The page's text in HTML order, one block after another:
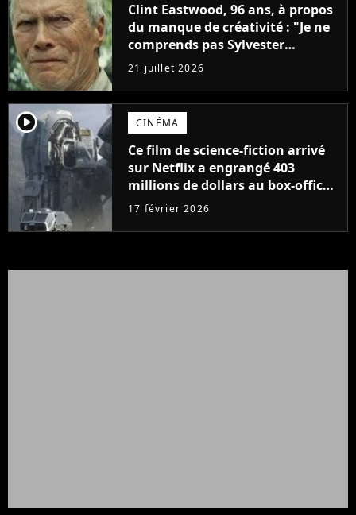
Clint Eastwood, 96 ans, à propos
du manque de créativité : "Je ne
comprends pas Sylvester
Stallone. J'ai l'impression qu'il ne
fait ça que pour l'argent"
21 juillet 2026
player2 CINÉMA
Ce film de science-fiction arrivé
sur Netflix a engrangé 403
millions de dollars au box-office
et fait revivre l'une des sagas les
temps
17 février 2026